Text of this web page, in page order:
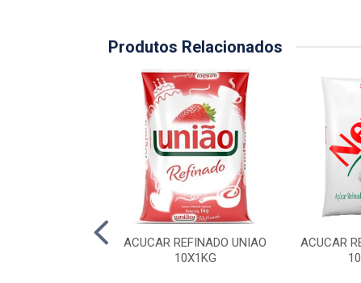
Produtos Relacionados
ACUCAR REFINADO UNIAO
10X1KG
ACUCAR